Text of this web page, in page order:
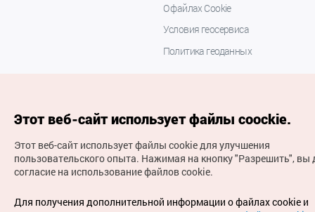
О файлах Cookie
Условия геосервиса
Политика геоданных
(с) Национальная организация туризма Кореи Все
права защищены
Этот веб-сайт использует файлы coockie.
Этот веб-сайт использует файлы cookie для улучшения
пользовательского опыта. Нажимая на кнопку "Разрешить", вы
согласие на использование файлов cookie.
Для получения дополнительной информации о файлах cookie и